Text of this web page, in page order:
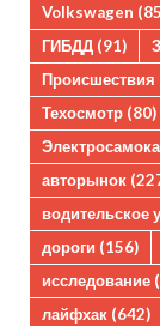
Volkswagen
ГИБДД (91)
Происшествия
Техосмотр (80)
авторынок
водительское
дороги (156)
исследование
лайфхак (642)